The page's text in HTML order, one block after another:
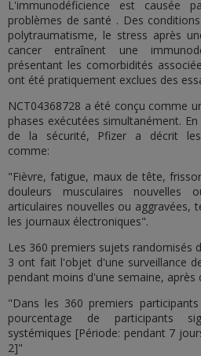
L'immunodéficience est
problèmes de santé . Des
polytraumatisme, le stress après
cancer entraînent une
présentant les comorbidités
ont été pratiquement exclues des
NCT04368728 a été conçu comme
phases exécutées simultanément.
de la sécurité, Pfizer a décrit les
comme:
"Fièvre, fatigue, maux de tête,
douleurs musculaires nouvelles
articulaires nouvelles ou aggravées,
les journaux électroniques".
Les 360 premiers sujets randomisés
3 ont fait l'objet d'une surveillance
pendant moins d'une semaine, après
"Dans les 360 premiers
pourcentage de participants
systémiques [Période: pendant 7
2]"